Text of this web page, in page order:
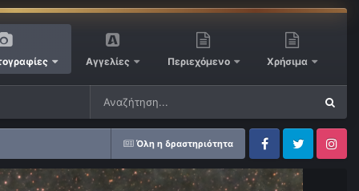
Αγγελίες Περιεχόμενο Χρήσιμα
Όλη η δραστηριότητα
FacebookTwitter Instagram